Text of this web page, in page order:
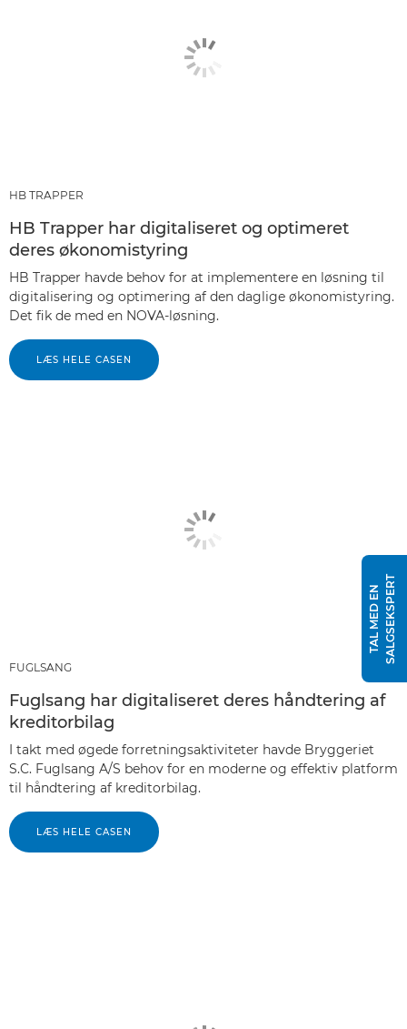
HB TRAPPER
HB Trapper har digitaliseret og optimeret
deres økonomistyring
HB Trapper havde behov for at implementere en løsning til
digitalisering og optimering af den daglige økonomistyring.
Det fik de med en NOVA-løsning.
LÆS HELE CASEN
FUGLSANG
Fuglsang har digitaliseret deres håndtering af
kreditorbilag
I takt med øgede forretningsaktiviteter havde Bryggeriet
S.C. Fuglsang A/S behov for en moderne og effektiv platform
til håndtering af kreditorbilag.
LÆS HELE CASEN
T
A
L
M
E
D
E
N
S
A
L
G
S
E
K
S
P
E
RT